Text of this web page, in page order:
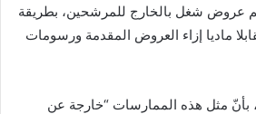
عروض شغل بالخارج للمرشحين، بطريقة
ماديا إزاء العروض المقدمة ورسومات
بأنّ مثل هذه الممارسات “خارجة عن